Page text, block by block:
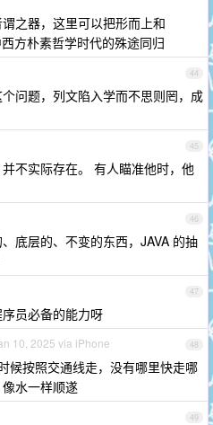
之器，这里可以把形而上和
方朴素哲学时代的殊途同归
44
问题，列文陷入学而不思则罔，成
45
不实际存在。 有人瞄准他时，他
46
底层的、不变的东西，JAVA 的抽
47
员必备的能力呀
48
10, 2025 via iPhone
候按照交通线走，没有哪里快走哪
水一样顺遂
49